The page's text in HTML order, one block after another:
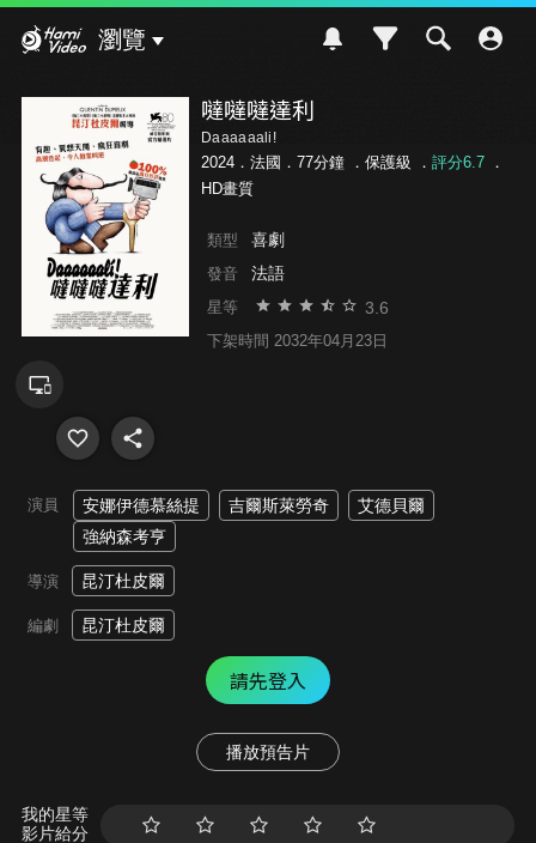
瀏覽
噠噠噠達利
Daaaaaali!
2024．法國．77分鐘 ． 保護級 ． 評分6.7．
HD畫質
類型 喜劇
發音 法語
星等 3.6
下架時間 2032年04月23日
演員 安娜伊德慕絲提 吉爾斯萊勞奇
艾德貝爾
強納森考亨
導演 昆汀杜皮爾
編劇 昆汀杜皮爾
請先登入
播放預告片
我的星等
影片給分